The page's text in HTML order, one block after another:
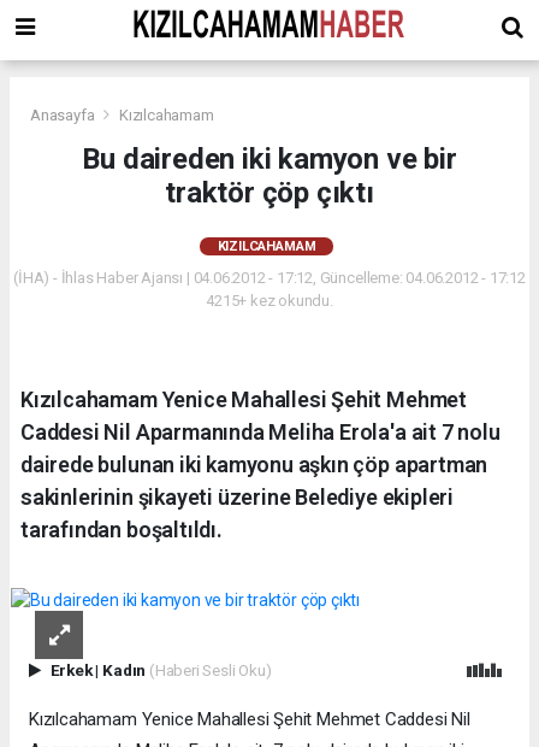
Anasayfa Kızılcahamam
Bu daireden iki kamyon ve bir
traktör çöp çıktı
KIZILCAHAMAM
(İHA) - İhlas Haber Ajansı | 04.06.2012 - 17:12, Güncelleme: 04.06.2012 - 17:12
4215+ kez okundu.
Kızılcahamam Yenice Mahallesi Şehit Mehmet
Caddesi Nil Aparmanında Meliha Erola'a ait 7 nolu
dairede bulunan iki kamyonu aşkın çöp apartman
sakinlerinin şikayeti üzerine Belediye ekipleri
tarafından boşaltıldı.
Erkek| Kadın (Haberi Sesli Oku)
Kızılcahamam Yenice Mahallesi Şehit Mehmet Caddesi Nil